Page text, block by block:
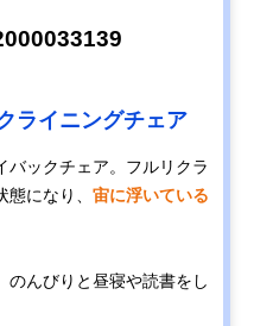
ライニングチェア
バックチェア。フルリクラ
になり、 宙に浮いている
のんびりと昼寝や読書をし